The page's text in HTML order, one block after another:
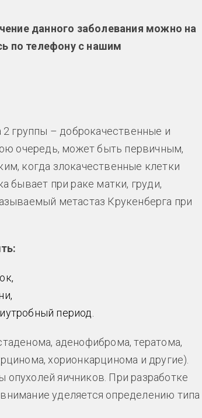
данного заболевания можно на
по телефону с нашим
2 группы – доброкачественные и
очередь, может быть первичным,
когда злокачественные клетки
бывает при раке матки, груди,
метастаз Крукенберга при
период.
аденофиброма, тератома,
хорионкарцинома и другие).
яичников. При разработке
уделяется определению типа